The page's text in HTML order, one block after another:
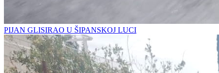
PIJAN GLISIRAO U ŠIPANSKOJ LUCI